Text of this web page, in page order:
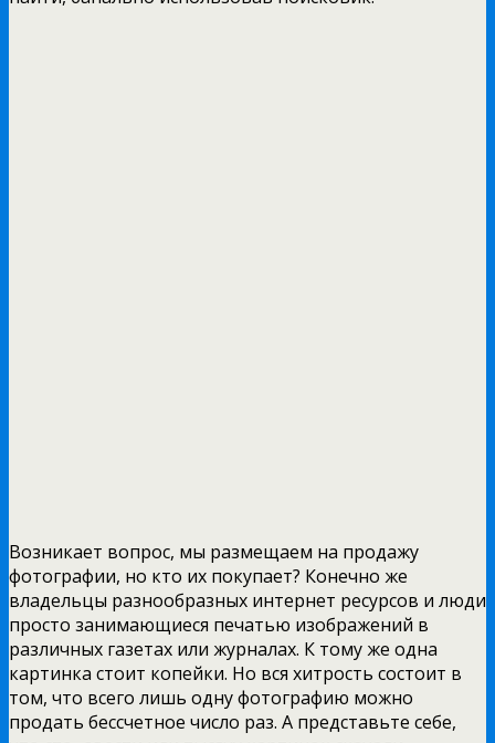
Возникает вопрос, мы размещаем на продажу
фотографии, но кто их покупает? Конечно же
владельцы разнообразных интернет ресурсов и люди
просто занимающиеся печатью изображений в
различных газетах или журналах. К тому же одна
картинка стоит копейки. Но вся хитрость состоит в
том, что всего лишь одну фотографию можно
продать бессчетное число раз. А представьте себе,